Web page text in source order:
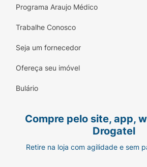
Programa Araujo Médico
Trabalhe Conosco
Seja um fornecedor
Ofereça seu imóvel
Bulário
Compre pelo site, app,
Drogatel
Retire na loja com agilidade e sem